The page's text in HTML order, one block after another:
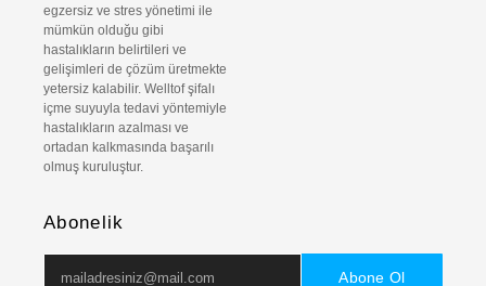
egzersiz ve stres yönetimi ile
mümkün olduğu gibi
hastalıkların belirtileri ve
gelişimleri de çözüm üretmekte
yetersiz kalabilir. Welltof şifalı
içme suyuyla tedavi yöntemiyle
hastalıkların azalması ve
ortadan kalkmasında başarılı
olmuş kuruluştur.
Abonelik
Abone Ol